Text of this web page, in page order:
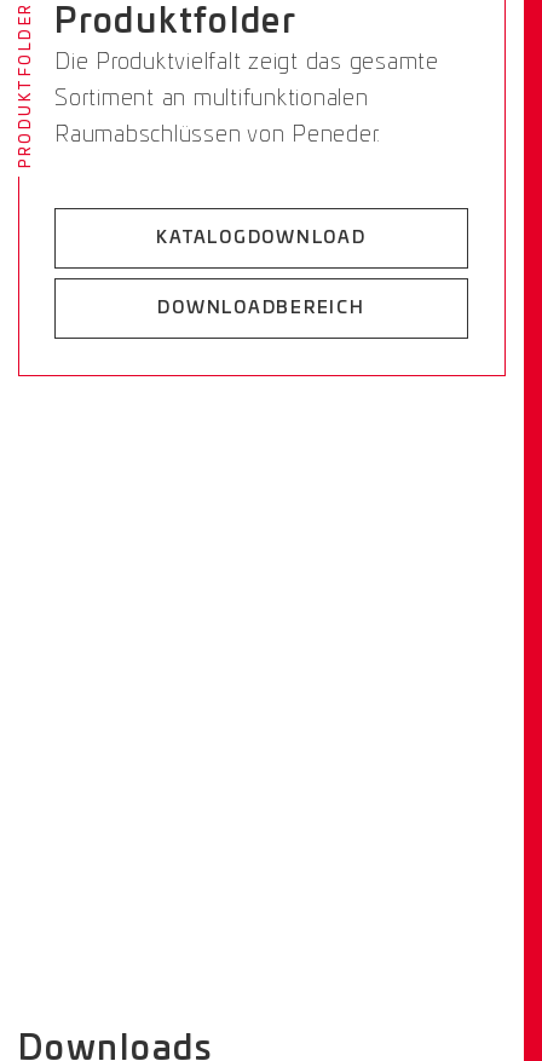
PRODUKTFOLDER Produktfolder
Die Produktvielfalt zeigt das gesamte
Sortiment an multifunktionalen
Raumabschlüssen von Peneder.
KATALOGDOWNLOAD
DOWNLOADBEREICH
Downloads